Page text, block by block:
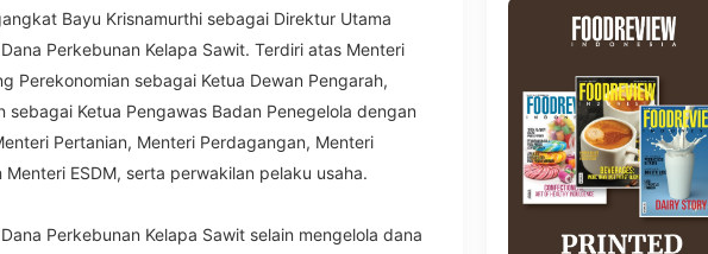
Bayu Krisnamurthi sebagai Direktur Utama
Perkebunan Kelapa Sawit. Terdiri atas Menteri
Perekonomian sebagai Ketua Dewan Pengarah,
sebagai Ketua Pengawas Badan Penegelola dengan
Pertanian, Menteri Perdagangan, Menteri
Menteri ESDM, serta perwakilan pelaku usaha.
Perkebunan Kelapa Sawit selain mengelola dana